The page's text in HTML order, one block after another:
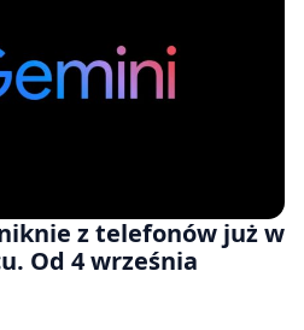
z telefonów już w
Od 4 września